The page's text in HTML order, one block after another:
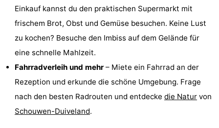
Hollands
Noordwijk
Einkauf kannst du den praktischen Supermarkt mit
frischem Brot, Obst und Gemüse besuchen. Keine Lust
zu kochen? Besuche den Imbiss auf dem Gelände für
eine schnelle Mahlzeit.
Fahrradverleih und mehr – Miete ein Fahrrad an der
Rezeption und erkunde die schöne Umgebung. Frage
nach den besten Radrouten und entdecke die Natur von
Schouwen-Duiveland.